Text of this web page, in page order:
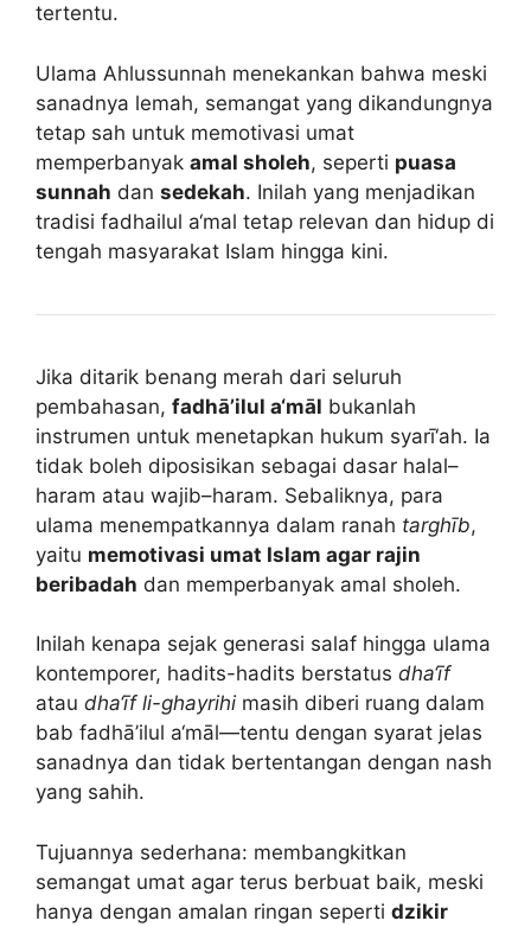
tertentu.
Ulama Ahlussunnah menekankan bahwa meski
sanadnya lemah, semangat yang dikandungnya
tetap sah untuk memotivasi umat
memperbanyak amal sholeh, seperti puasa
sunnah dan sedekah. Inilah yang menjadikan
tradisi fadhailul a‘mal tetap relevan dan hidup di
tengah masyarakat Islam hingga kini.
Jika ditarik benang merah dari seluruh
pembahasan, fadhā’ilul a‘māl bukanlah
instrumen untuk menetapkan hukum syarī‘ah. Ia
tidak boleh diposisikan sebagai dasar halal–
haram atau wajib–haram. Sebaliknya, para
ulama menempatkannya dalam ranah targhīb,
yaitu memotivasi umat Islam agar rajin
beribadah dan memperbanyak amal sholeh.
Inilah kenapa sejak generasi salaf hingga ulama
kontemporer, hadits-hadits berstatus dha‘īf
atau dha‘īf li-ghayrihi masih diberi ruang dalam
bab fadhā’ilul a‘māl—tentu dengan syarat jelas
sanadnya dan tidak bertentangan dengan nash
yang sahih.
Tujuannya sederhana: membangkitkan
semangat umat agar terus berbuat baik, meski
hanya dengan amalan ringan seperti dzikir